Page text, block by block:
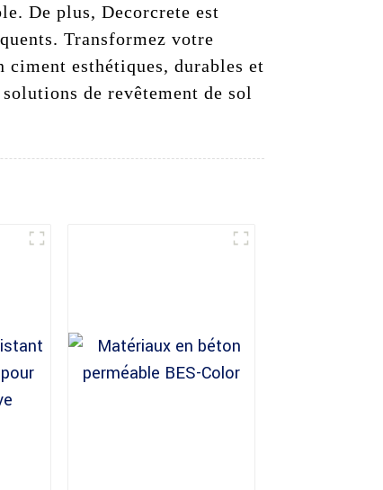
De plus, Decorcrete est
Transformez votre
ciment esthétiques, durables et
de revêtement de sol